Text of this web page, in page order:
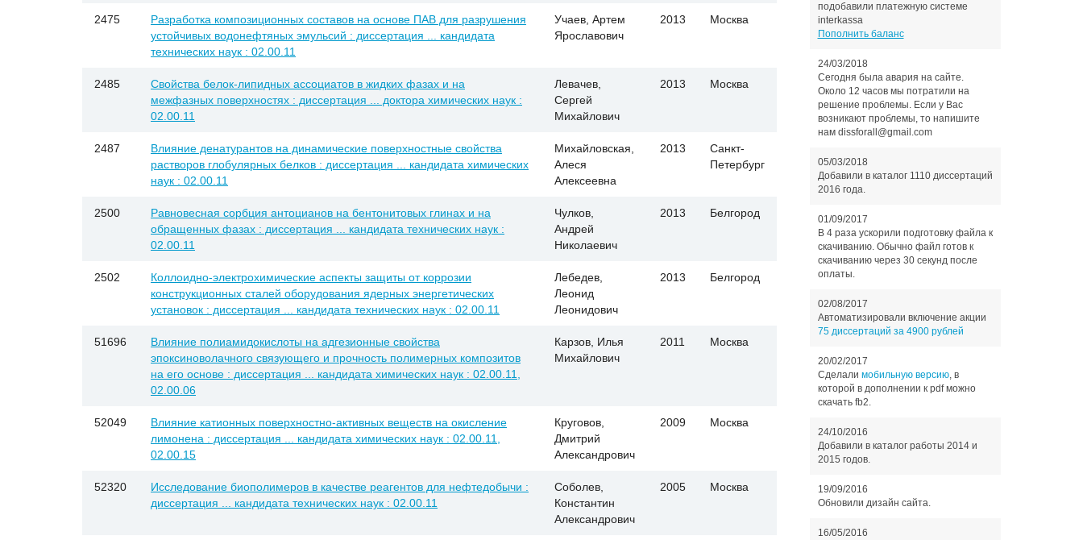
2475
Разработка композиционных составов на основе ПАВ для разрушения
устойчивых водонефтяных эмульсий : диссертация ... кандидата
технических наук : 02.00.11
Учаев, Артем
Ярославович
2013 Москва
2485
Свойства белок-липидных ассоциатов в жидких фазах и на
межфазных поверхностях : диссертация ... доктора химических наук :
02.00.11
Левачев,
Сергей
Михайлович
2013 Москва
2487
Влияние денатурантов на динамические поверхностные свойства
растворов глобулярных белков : диссертация ... кандидата химических
наук : 02.00.11
Михайловская,
Алеся
Алексеевна
2013
Санкт-
Петербург
2500
Равновесная сорбция антоцианов на бентонитовых глинах и на
обращенных фазах : диссертация ... кандидата технических наук :
02.00.11
Чулков,
Андрей
Николаевич
2013 Белгород
2502
Коллоидно-электрохимические аспекты защиты от коррозии
конструкционных сталей оборудования ядерных энергетических
установок : диссертация ... кандидата технических наук : 02.00.11
Лебедев,
Леонид
Леонидович
2013 Белгород
51696
Влияние полиамидокислоты на адгезионные свойства
эпоксиноволачного связующего и прочность полимерных композитов
на его основе : диссертация ... кандидата химических наук : 02.00.11,
02.00.06
Карзов, Илья
Михайлович
2011 Москва
52049
Влияние катионных поверхностно-активных веществ на окисление
лимонена : диссертация ... кандидата химических наук : 02.00.11,
02.00.15
Круговов,
Дмитрий
Александрович
2009 Москва
52320
Исследование биополимеров в качестве реагентов для нефтедобычи :
диссертация ... кандидата технических наук : 02.00.11
Соболев,
Константин
Александрович
2005 Москва
подобавили платежную системе
interkassa
Пополнить баланс
24/03/2018
Сегодня была авария на сайте.
Около 12 часов мы потратили на
решение проблемы. Если у Вас
возникают проблемы, то напишите
нам dissforall@gmail.com
05/03/2018
Добавили в каталог 1110 диссертаций
2016 года.
01/09/2017
В 4 раза ускорили подготовку файла к
скачиванию. Обычно файл готов к
скачиванию через 30 секунд после
оплаты.
02/08/2017
Автоматизировали включение акции
75 диссертаций за 4900 рублей
20/02/2017
Сделали мобильную версию, в
которой в дополнении к pdf можно
скачать fb2.
24/10/2016
Добавили в каталог работы 2014 и
2015 годов.
19/09/2016
Обновили дизайн сайта.
16/05/2016